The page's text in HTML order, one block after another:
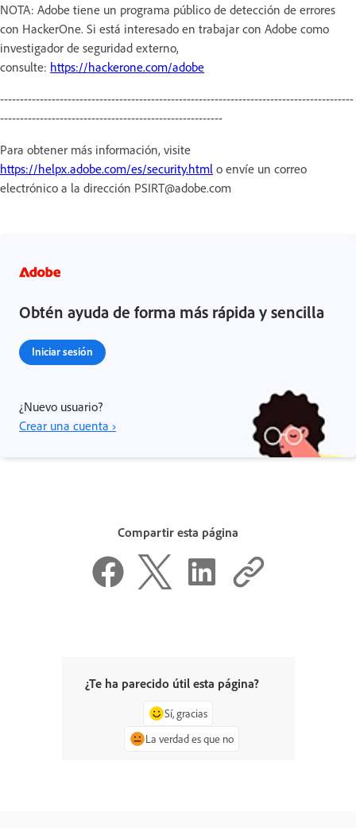
NOTA: Adobe tiene un programa público de detección de errores
con HackerOne. Si está interesado en trabajar con Adobe como
investigador de seguridad externo,
consulte: https://hackerone.com/adobe
-----------------------------------------------------------------------------------------
--------------------------------------------------------
Para obtener más información, visite
https://helpx.adobe.com/es/security.html o envíe un correo
electrónico a la dirección PSIRT@adobe.com
Obtén ayuda de forma más rápida y sencilla
Iniciar sesión
¿Nuevo usuario?
Crear una cuenta ›
Compartir esta página
¿Te ha parecido útil esta página?
Sí, gracias
La verdad es que no